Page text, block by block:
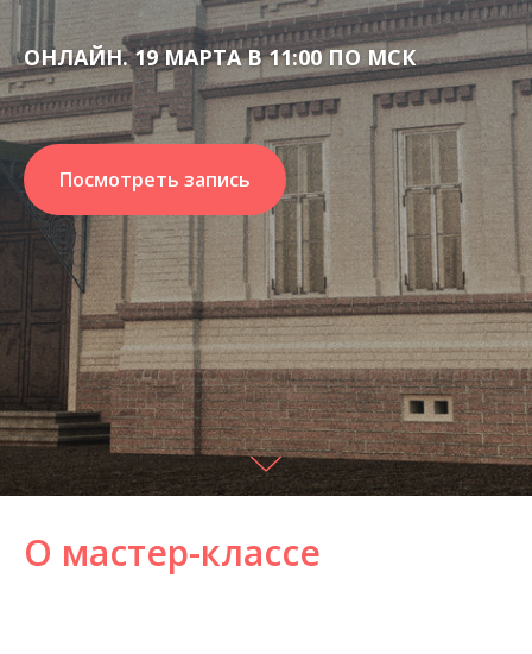
ОНЛАЙН. 19 МАРТА В 11:00 ПО МСК
Посмотреть запись
О мастер-классе